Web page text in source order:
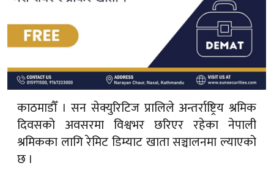
काठमाडौँ । सन सेक्युरिटिज प्रालिले अन्तर्राष्ट्रिय श्रमिक
दिवसको अवसरमा विश्वभर छरिएर रहेका नेपाली
श्रमिकका लागि रेमिट डिम्याट खाता सञ्चालनमा ल्याएको
छ ।